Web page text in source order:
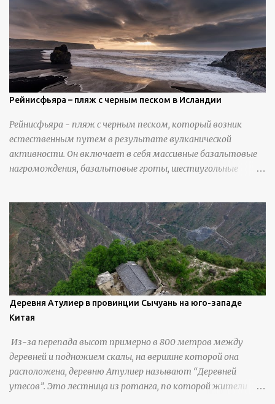
инструменты для текстурирования, чтобы точно
вылепить каждую деталь. источник
https://calvinnicholls.com/
Рейнисфьяра – пляж с черным песком в Исландии
Рейнисфьяра - пляж с черным песком, который возник
естественным путем в результате вулканической
активности. Он включает в себя массивные базальтовые
нагромождения, базальтовые гроты, шестиугольные
Деревня Атулиер в провинции Сычуань на юго-западе
Китая
Из-за перепада высот примерно в 800 метров между
деревней и подножием скалы, на вершине которой она
расположена, деревню Атулиер называют “Деревней
утесов”. Это лестница из ротанга, по которой жители